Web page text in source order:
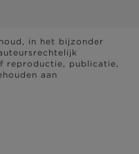
in het bijzonder
reproductie, publicatie,
aan